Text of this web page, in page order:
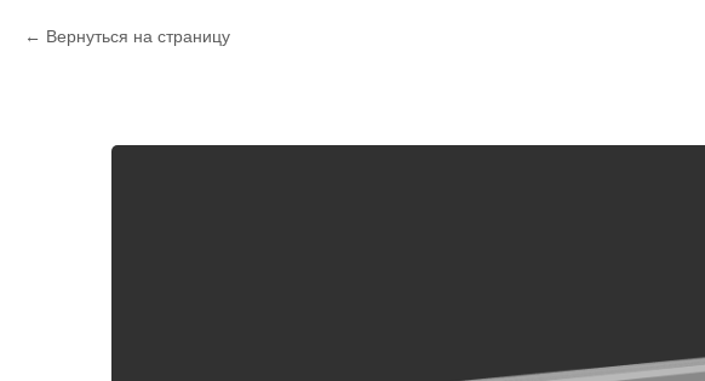
Вернуться на страницу